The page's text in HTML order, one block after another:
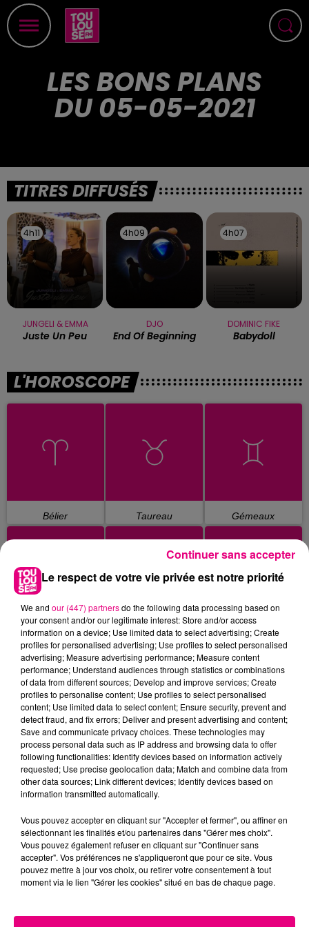
LES BONS PLANS
DU 05-05-2021
TITRES DIFFUSÉS
4h11
4h11
JUNGELI & EMMA
Juste Un Peu
4h09
4h09
DJO
End Of Beginning
4h07
4h07
DOMINIC FIKE
Babydoll
L'HOROSCOPE
Bélier Taureau Gémeaux
Cancer Lion Vierge
Balance Scorpion Sagittaire
Capricorne Verseau Poissons
Le respect de votre vie privée est notre priorité
We and our (447) partnersdo the following data processing based on
your consent and/or our legitimate interest: Store and/or access
information on a device; Use limited data to select advertising; Create
profiles for personalised advertising; Use profiles to select personalised
advertising; Measure advertising performance; Measure content
performance; Understand audiences through statistics or combinations
of data from different sources; Develop and improve services; Create
profiles to personalise content; Use profiles to select personalised
content; Use limited data to select content; Ensure security, prevent and
detect fraud, and fix errors; Deliver and present advertising and content;
Save and communicate privacy choices. These technologies may
process personal data such as IP address and browsing data to offer
following functionalities: Identify devices based on information actively
requested; Use precise geolocation data; Match and combine data from
other data sources; Link different devices; Identify devices based on
information transmitted automatically.
Vous pouvez accepter en cliquant sur "Accepter et fermer", ou affiner en
sélectionnant les finalités et/ou partenaires dans "Gérer mes choix".
Vous pouvez également refuser en cliquant sur "Continuer sans
accepter". Vos préférences ne s'appliqueront que pour ce site. Vous
pouvez mettre à jour vos choix, ou retirer votre consentement à tout
moment via le lien "Gérer les cookies" situé en bas de chaque page.
Continuer sans accepter